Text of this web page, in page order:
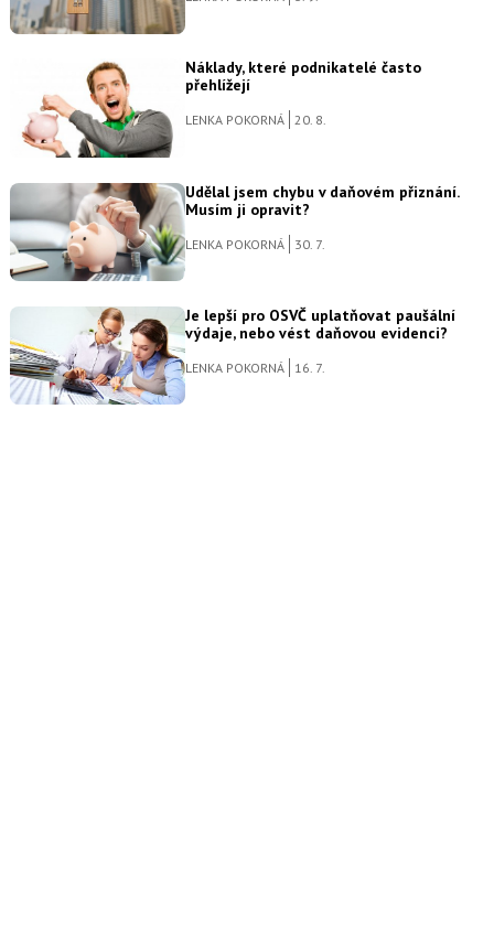
Náklady, které podnikatelé často
přehlížejí
LENKA POKORNÁ 20. 8.
Udělal jsem chybu v daňovém přiznání.
Musím ji opravit?
LENKA POKORNÁ 30. 7.
Je lepší pro OSVČ uplatňovat paušální
výdaje, nebo vést daňovou evidenci?
LENKA POKORNÁ 16. 7.